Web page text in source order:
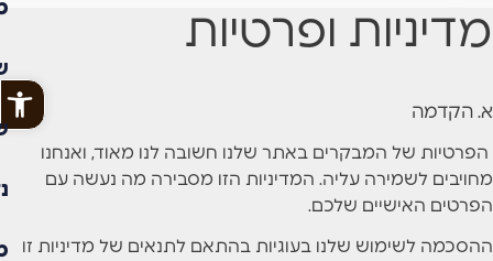
מדיניות ופרטיות
א. הקדמה
הפרטיות של המבקרים באתר שלנו חשובה לנו מאוד, ואנחנו
מחויבים לשמירה עליה. המדיניות הזו מסבירה מה נעשה עם
הפרטים האישיים שלכם.
ההסכמה לשימוש שלנו בעוגיות בהתאם לתנאים של מדיניות זו